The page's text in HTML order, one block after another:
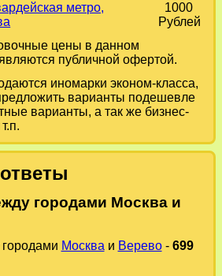
метро,
1000
Рублей
цены в данном
публичной офертой.
иномарки эконом-класса,
варианты подешевле
варианты, а так же бизнес-
городами Москва и
Москва и Верево- 699